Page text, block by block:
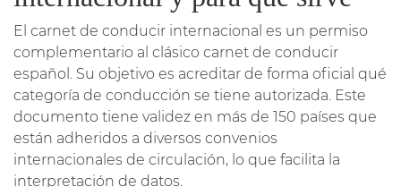
El carnet de conducir internacional es un permiso
complementario al clásico carnet de conducir
español. Su objetivo es acreditar de forma oficial qué
categoría de conducción se tiene autorizada. Este
documento tiene validez en más de 150 países que
están adheridos a diversos convenios
internacionales de circulación, lo que facilita la
interpretación de datos.